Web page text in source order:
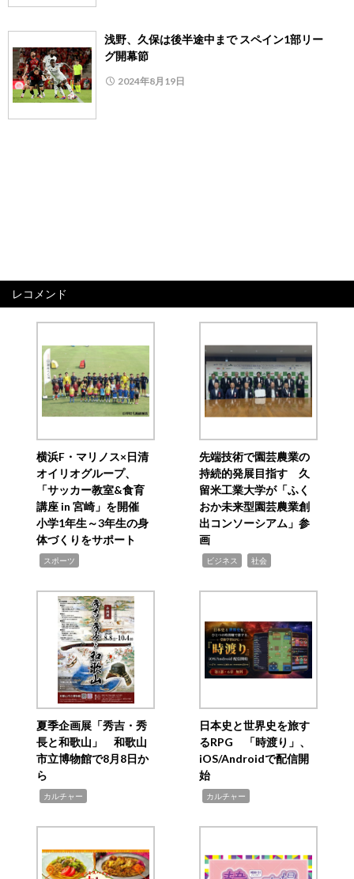
浅野、久保は後半途中まで スペイン1部リー
グ開幕節
2024年8月19日
レコメンド
横浜F・マリノス×日清
オイリオグループ、
「サッカー教室&食育
講座 in 宮崎」を開催
小学1年生～3年生の身
体づくりをサポート
スポーツ
先端技術で園芸農業の
持続的発展目指す 久
留米工業大学が「ふく
おか未来型園芸農業創
出コンソーシアム」参
画
ビジネス 社会
夏季企画展「秀吉・秀
長と和歌山」 和歌山
市立博物館で8月8日か
ら
カルチャー
日本史と世界史を旅す
るRPG 「時渡り」、
iOS/Androidで配信開
始
カルチャー